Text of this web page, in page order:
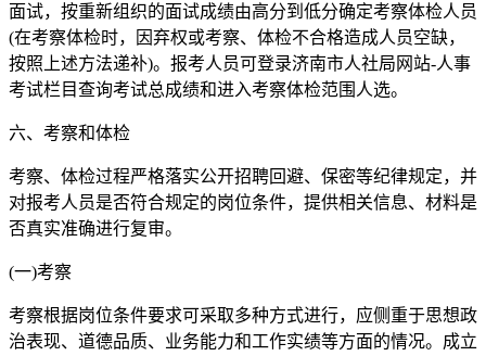
面试，按重新组织的面试成绩由高分到低分确定考察体检人员
(在考察体检时，因弃权或考察、体检不合格造成人员空缺，
按照上述方法递补)。报考人员可登录济南市人社局网站-人事
考试栏目查询考试总成绩和进入考察体检范围人选。
六、考察和体检
考察、体检过程严格落实公开招聘回避、保密等纪律规定，并
对报考人员是否符合规定的岗位条件，提供相关信息、材料是
否真实准确进行复审。
(一)考察
考察根据岗位条件要求可采取多种方式进行，应侧重于思想政
治表现、道德品质、业务能力和工作实绩等方面的情况。成立